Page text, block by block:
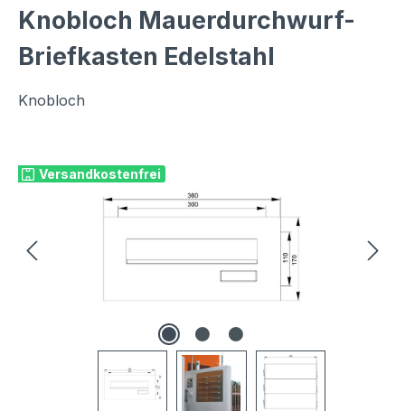
Knobloch Mauerdurchwurf-
Briefkasten Edelstahl
Knobloch
Versandkostenfrei